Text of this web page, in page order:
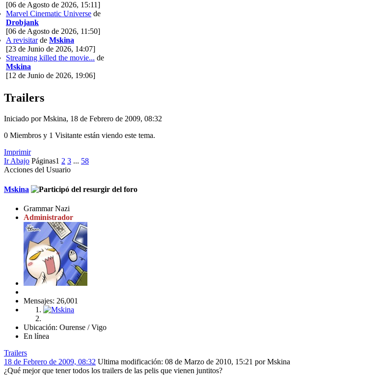
[06 de Agosto de 2026, 15:11]
Marvel Cinematic Universe de
Drobjank
[06 de Agosto de 2026, 11:50]
A revisitarde Mskina
[23 de Junio de 2026, 14:07]
Streaming killed the movie... de
Mskina
[12 de Junio de 2026, 19:06]
Trailers
Iniciado por Mskina, 18 de Febrero de 2009, 08:32
0 Miembros y 1 Visitante están viendo este tema.
Imprimir
Ir Abajo Páginas1 2 3 ... 58
Acciones del Usuario
Mskina
Grammar Nazi
Administrador
Mensajes: 26,001
Ubicación: Ourense / Vigo
En línea
Trailers
18 de Febrero de 2009, 08:32 Ultima modificación: 08 de Marzo de 2010, 15:21 por Mskina
¿Qué mejor que tener todos los trailers de las pelis que vienen juntitos?